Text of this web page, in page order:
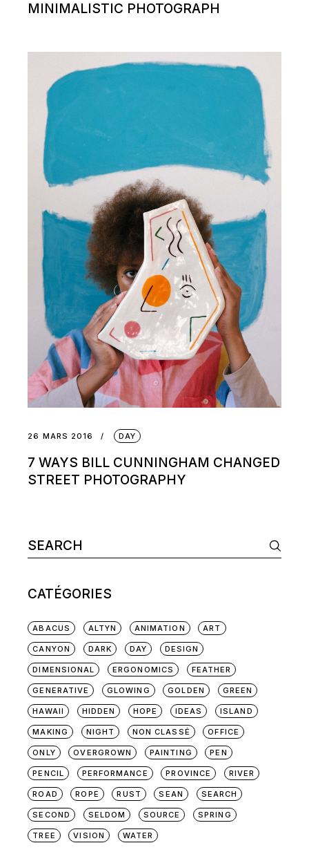
MINIMALISTIC PHOTOGRAPH
26 MARS 2016 DAY
7 WAYS BILL CUNNINGHAM CHANGED
STREET PHOTOGRAPHY
Search
for:
CATÉGORIES
ABACUS ALTYN ANIMATION ART
CANYON DARK DAY DESIGN
DIMENSIONAL ERGONOMICS FEATHER
GENERATIVE GLOWING GOLDEN GREEN
HAWAII HIDDEN HOPE IDEAS ISLAND
MAKING NIGHT NON CLASSÉ OFFICE
ONLY OVERGROWN PAINTING PEN
PENCIL PERFORMANCE PROVINCE RIVER
ROAD ROPE RUST SEAN SEARCH
SECOND SELDOM SOURCE SPRING
TREE VISION WATER